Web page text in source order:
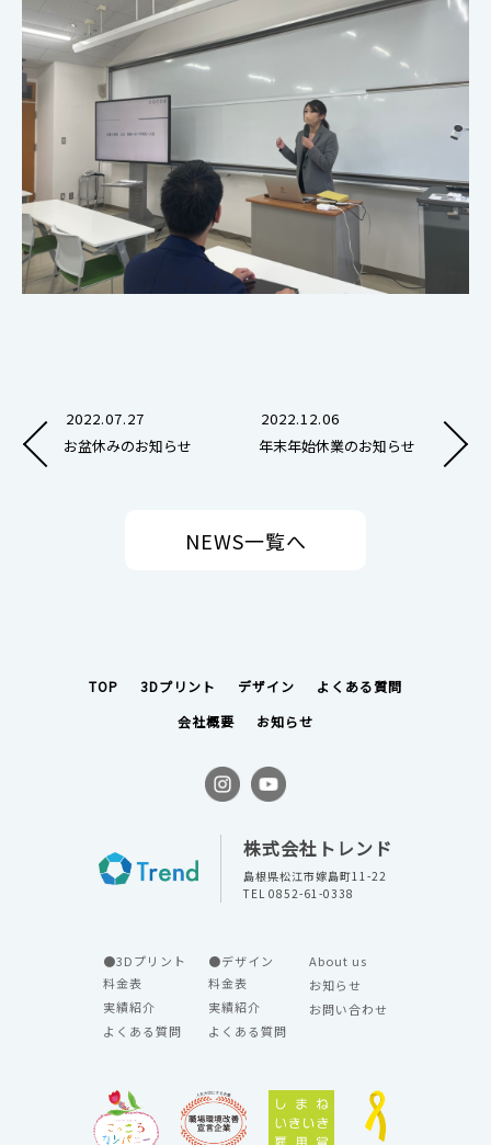
2022.07.27
お盆休みのお知らせ
2022.12.06
年末年始休業のお知らせ
NEWS一覧へ
TOP 3Dプリント デザイン
よくある質問
会社概要
お知らせ
株式会社トレンド
島根県松江市嫁島町11-22
TEL 0852-61-0338
●3Dプリント
料金表
実績紹介
よくある質問
●デザイン
料金表
実績紹介
よくある質問
About us
お知らせ
お問い合わせ